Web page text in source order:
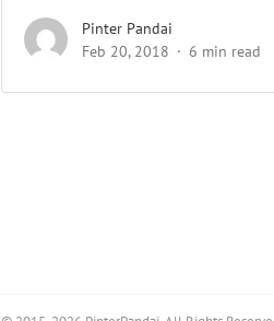
Pinter Pandai
Feb 20, 2018
6 min read